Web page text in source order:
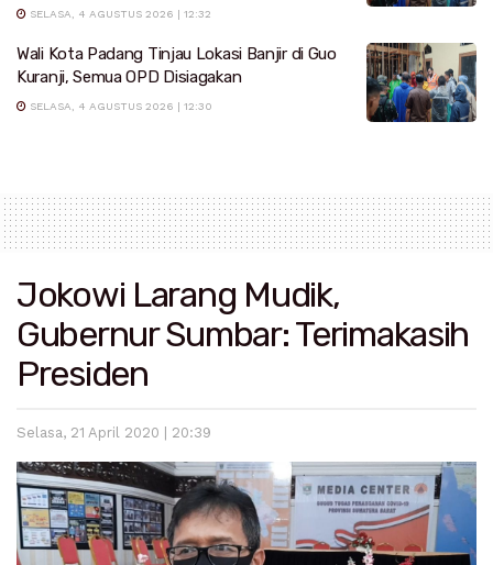
SELASA, 4 AGUSTUS 2026 | 12:32
Wali Kota Padang Tinjau Lokasi Banjir di Guo
Kuranji, Semua OPD Disiagakan
SELASA, 4 AGUSTUS 2026 | 12:30
Jokowi Larang Mudik,
Gubernur Sumbar: Terimakasih
Presiden
Selasa, 21 April 2020 | 20:39